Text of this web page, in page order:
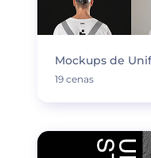
Mockups de
19 cenas